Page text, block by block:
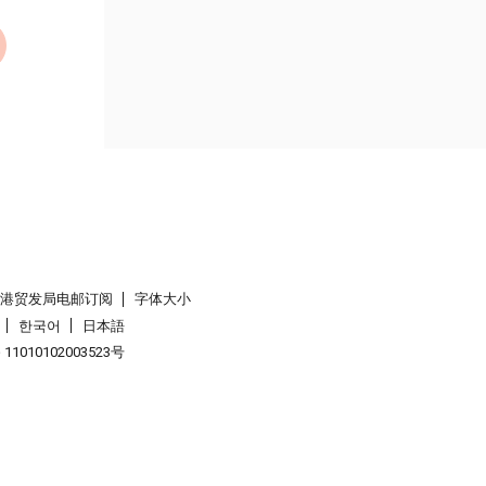
贸发局电邮订阅
字体大小
한국어
日本語
号